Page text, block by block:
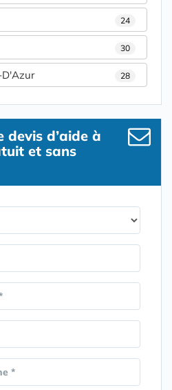
24
30
D'Azur 28
devis d’aide à
et sans
*